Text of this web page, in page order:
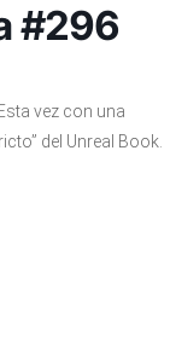
#296
vez con una
del Unreal Book.